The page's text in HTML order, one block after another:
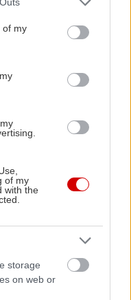
You may click to
its third-party tags to
in below Google
of my
of my
with the
storage
on web or